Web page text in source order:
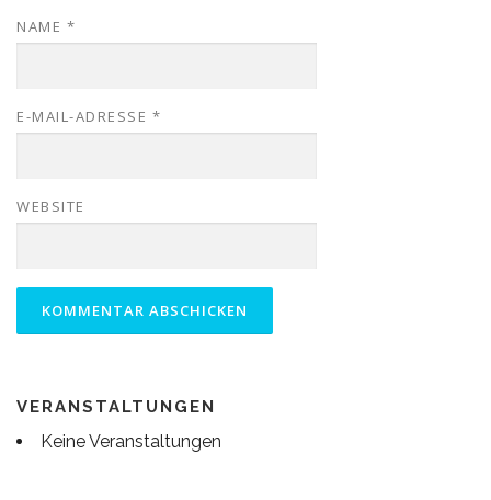
NAME *
E-MAIL-ADRESSE *
WEBSITE
VERANSTALTUNGEN
Keine Veranstaltungen